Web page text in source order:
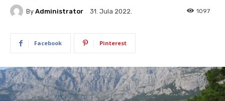
By Administrator 31. Jula 2022. 1097
Facebook Pinterest